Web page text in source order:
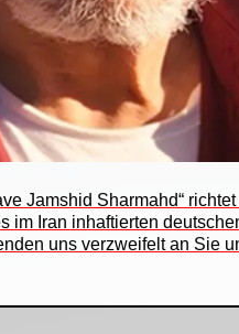
Jamshid Sharmahd“
Iran inhaftierten
uns verzweifelt an Sie